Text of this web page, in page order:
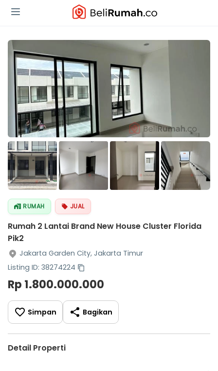
RUMAH JUAL
Rumah 2 Lantai Brand New House Cluster Florida
Pik2
Jakarta Garden City, Jakarta Timur
Listing ID: 38274224
Rp 1.800.000.000
Simpan Bagikan
Detail Properti